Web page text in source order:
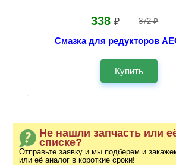
338 ₽ 372 ₽
Смазка для редукторов
Купить
Не нашли запчасть или
списке?
Отправьте заявку и мы подберем и
или её аналог в короткие сроки!